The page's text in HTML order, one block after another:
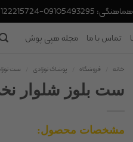
09122215724
تماس با ما مجله هپی پوش
خانه فروشگاه پوشاک نوزادی ست
ست بلوز شلوار
مشخصات محصول: